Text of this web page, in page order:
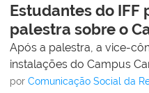
Estudantes do IFF
palestra sobre o
Após a palestra, a vice-
instalações do Campus
por Comunicação Social da